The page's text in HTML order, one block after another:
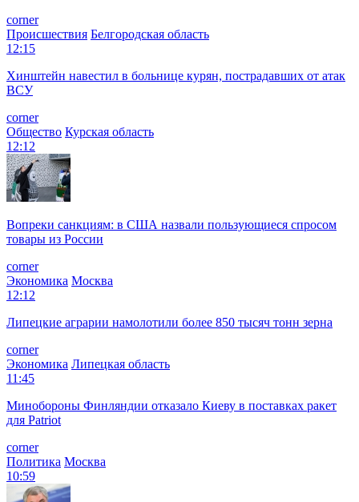
corner
Происшествия Белгородская область
12:15
Хинштейн навестил в больнице курян, пострадавших от атак
ВСУ
corner
Общество Курская область
12:12
Вопреки санкциям: в США назвали пользующиеся спросом
товары из России
corner
Экономика Москва
12:12
Липецкие аграрии намолотили более 850 тысяч тонн зерна
corner
Экономика Липецкая область
11:45
Минобороны Финляндии отказало Киеву в поставках ракет
для Patriot
corner
Политика Москва
10:59